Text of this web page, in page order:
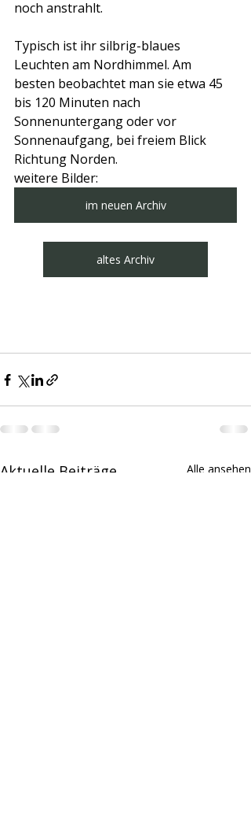
noch anstrahlt.
Typisch ist ihr silbrig-blaues
Leuchten am Nordhimmel. Am
besten beobachtet man sie etwa 45
bis 120 Minuten nach
Sonnenuntergang oder vor
Sonnenaufgang, bei freiem Blick
Richtung Norden.
weitere Bilder:
im neuen Archiv
altes Archiv
Aktuelle Beiträge Alle ansehen